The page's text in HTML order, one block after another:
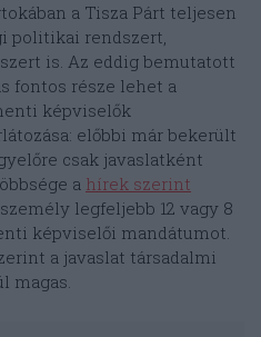
a Tisza Párt teljesen
politikai rendszert,
is. Az eddig bemutatott
fontos része lehet a
képviselők
előbbi már bekerült
csak javaslatként
a hírek szerint
legfeljebb 12 vagy 8
képviselői mandátumot.
a javaslat társadalmi
magas.